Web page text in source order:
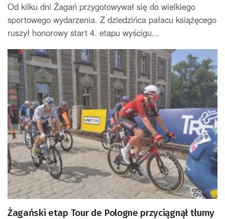
Od kilku dni Żagań przygotowywał się do wielkiego
sportowego wydarzenia. Z dziedzińca pałacu książęcego
ruszył honorowy start 4. etapu wyścigu...
Żagański etap Tour de Pologne przyciągnął tłumy